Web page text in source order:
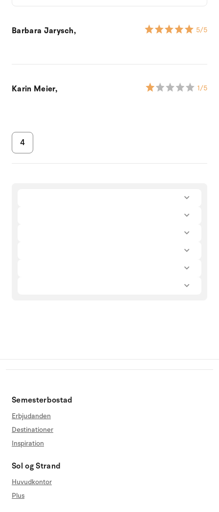
Barbara Jarysch, 5/5
Karin Meier, 1/5
4
Semesterbostad
Erbjudanden
Destinationer
Inspiration
Sol og Strand
Huvudkontor
Plus